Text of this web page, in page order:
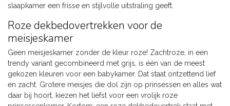
slaapkamer een frisse en stijlvolle uitstraling geeft.
Roze dekbedovertrekken voor de
meisjeskamer
Geen meisjeskamer zonder de kleur roze! Zachtroze, in een
trendy variant gecombineerd met grijs, is één van de meest
gekozen kleuren voor een babykamer. Dat staat ontzettend lief
en zacht. Grotere meisjes die dol zijn op prinsessen en alles wat
daar bij hoort, kiezen het liefst voor een vrolijk roze